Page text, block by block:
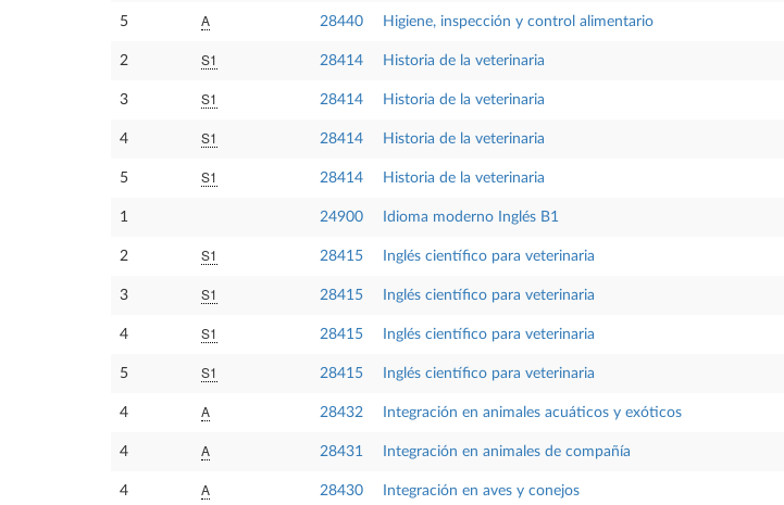
5 A 28440 Higiene, inspección y control alimentario
2 S1 28414 Historia de la veterinaria
3 S1 28414 Historia de la veterinaria
4 S1 28414 Historia de la veterinaria
5 S1 28414 Historia de la veterinaria
1 24900 Idioma moderno Inglés B1
2 S1 28415 Inglés científico para veterinaria
3 S1 28415 Inglés científico para veterinaria
4 S1 28415 Inglés científico para veterinaria
5 S1 28415 Inglés científico para veterinaria
4 A 28432 Integración en animales acuáticos y exóticos
4 A 28431 Integración en animales de compañía
4 A 28430 Integración en aves y conejos